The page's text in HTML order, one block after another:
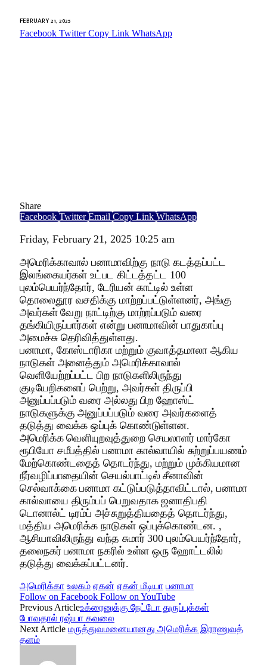
FEBRUARY 21, 2025
Facebook Twitter Copy Link WhatsApp
Share
Facebook Twitter Email Copy Link WhatsApp
Friday, February 21, 2025 10:25 am
அமெரிக்காவால் பனாமாவிற்கு நாடு கடத்தப்பட்ட
இலங்கையர்கள் உட்பட கிட்டத்தட்ட 100
புலம்பெயர்ந்தோர், டேரியன் காட்டில் உள்ள
தொலைதூர வசதிக்கு மாற்றப்பட்டுள்ளனர், அங்கு
அவர்கள் வேறு நாட்டிற்கு மாற்றப்படும் வரை
தங்கியிருப்பார்கள் என்று பனாமாவின் பாதுகாப்பு
அமைச்சு தெரிவித்துள்ளது.
பனாமா, கோஸ்டாரிகா மற்றும் குவாத்தமாலா ஆகிய
நாடுகள் அனைத்தும் அமெரிக்காவால்
வெளியேற்றப்பட்ட பிற நாடுகளிலிருந்து
குடியேறிகளைப் பெற்று, அவர்கள் திருப்பி
அனுப்பப்படும் வரை அல்லது பிற ஹோஸ்ட்
நாடுகளுக்கு அனுப்பப்படும் வரை அவர்களைத்
தடுத்து வைக்க ஒப்புக் கொண்டுள்ளன.
அமெரிக்க வெளியுறவுத்துறை செயலாளர் மார்கோ
ரூபியோ சமீபத்தில் பனாமா கால்வாயில் சுற்றுப்பயணம்
மேற்கொண்டதைத் தொடர்ந்து, மற்றும் முக்கியமான
நீர்வழிப்பாதையின் செயல்பாட்டில் சீனாவின்
செல்வாக்கை பனாமா கட்டுப்படுத்தாவிட்டால், பனாமா
கால்வாயை திரும்பப் பெறுவதாக ஜனாதிபதி
டொனால்ட் டிரம்ப் அச்சுறுத்தியதைத் தொடர்ந்து,
மத்திய அமெரிக்க நாடுகள் ஒப்புக்கொண்டன. ,
ஆசியாவிலிருந்து வந்த சுமார் 300 புலம்பெயர்ந்தோர்,
தலைநகர் பனாமா நகரில் உள்ள ஒரு ஹோட்டலில்
தடுத்து வைக்கப்பட்டனர்.
அமெரிக்கா உலகம் ஏகன் ஏகன் மீடியா பனாமா
Follow on Facebook Follow on YouTube
Previous Articleஉக்ரைனுக்கு நேட்டோ துருப்புக்கள்
போவதால் ரஷ்யா கவலை
Next Article மருத்துவமனையானது அமெரிக்க இராணுவத்
தளம்